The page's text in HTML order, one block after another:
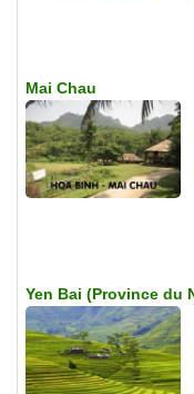
Mai Chau
Yen Bai (Province du